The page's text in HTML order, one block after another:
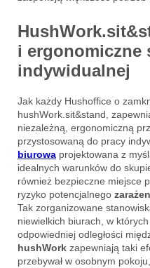
i ergonomiczne
indywidualnej
Jak każdy Hushoffice o
hushWork.sit&stand,
niezależną, ergonomiczną
przystosowaną do pracy
biurowa projektowana z
idealnych warunków do
również bezpieczne miejsce
ryzyko potencjalnego
Tak zorganizowane
niewielkich biurach, w
odpowiedniej odległości
hushWork zapewniają taki
przebywał w osobnym